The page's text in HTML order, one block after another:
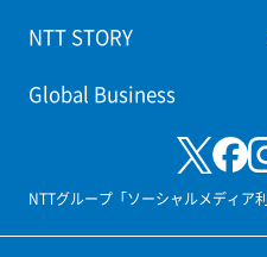
NTT STORY
Global Business
NTTグループ「ソーシャルメディア